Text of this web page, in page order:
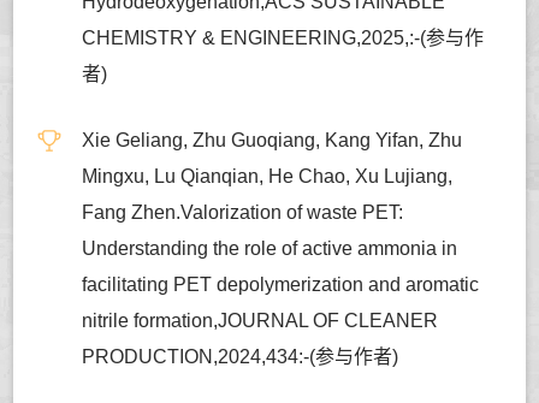
CHEMISTRY & ENGINEERING,2025,:-(参与作
者)
Xie Geliang, Zhu Guoqiang, Kang Yifan, Zhu
Mingxu, Lu Qianqian, He Chao, Xu Lujiang,
Fang Zhen.Valorization of waste PET:
Understanding the role of active ammonia in
facilitating PET depolymerization and aromatic
nitrile formation,JOURNAL OF CLEANER
PRODUCTION,2024,434:-(参与作者)